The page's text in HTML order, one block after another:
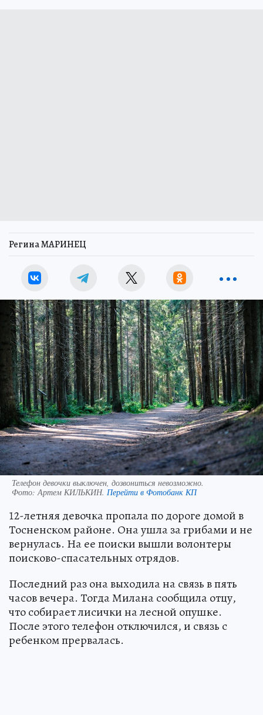
Регина МАРИНЕЦ
Телефон девочки выключен, дозвониться невозможно.
Фото: Артем КИЛЬКИН. Перейти в Фотобанк КП
12-летняя девочка пропала по дороге домой в
Тосненском районе. Она ушла за грибами и не
вернулась. На ее поиски вышли волонтеры
поисково-спасательных отрядов.
Последний раз она выходила на связь в пять
часов вечера. Тогда Милана сообщила отцу,
что собирает лисички на лесной опушке.
После этого телефон отключился, и связь с
ребенком прервалась.